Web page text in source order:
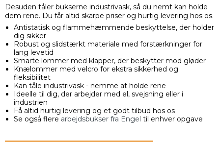
Desuden tåler bukserne industrivask, så du nemt kan holde
dem rene. Du får altid skarpe priser og hurtig levering hos os.
Antistatisk og flammehæmmende beskyttelse, der holder
dig sikker
Robust og slidstærkt materiale med forstærkninger for
lang levetid
Smarte lommer med klapper, der beskytter mod gløder
Knælommer med velcro for ekstra sikkerhed og
fleksibilitet
Kan tåle industrivask - nemme at holde rene
Ideelle til dig, der arbejder med el, svejsning eller i
industrien
Få altid hurtig levering og et godt tilbud hos os
Se også flere arbejdsbukser fra Engel til enhver opgave